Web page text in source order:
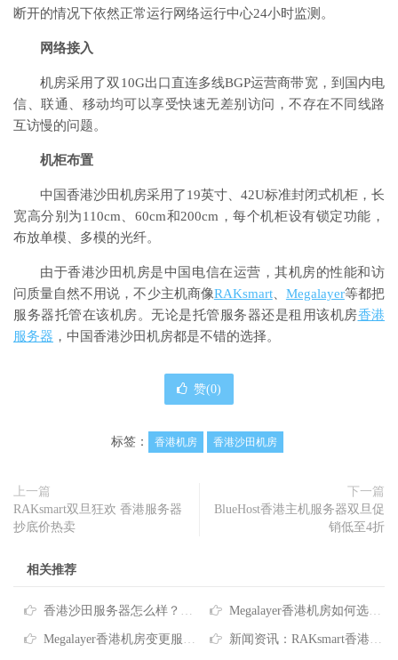
断开的情况下依然正常运行网络运行中心24小时监测。
网络接入
机房采用了双10G出口直连多线BGP运营商带宽，到国内电
信、联通、移动均可以享受快速无差别访问，不存在不同线路
互访慢的问题。
机柜布置
中国香港沙田机房采用了19英寸、42U标准封闭式机柜，长
宽高分别为110cm、60cm和200cm，每个机柜设有锁定功能，
布放单模、多模的光纤。
由于香港沙田机房是中国电信在运营，其机房的性能和访
问质量自然不用说，不少主机商像RAKsmart、 Megalayer等都把
服务器托管在该机房。无论是托管服务器还是租用该机房香港
服务器 ，中国香港沙田机房都是不错的选择。
赞(0)
标签： 香港机房 香港沙田机房
上一篇
RAKsmart双旦狂欢 香港服务器
抄底价热卖
下一篇
BlueHost香港主机服务器双旦促
销低至4折
相关推荐
香港沙田服务器怎么样？Megalayer香港沙田服务器租用方案推荐 Megalayer香港机房如何选择带宽
Megalayer香港机房变更服务器硬件注意事项通知 新闻资讯：RAKsmart香港机房网络升级公告